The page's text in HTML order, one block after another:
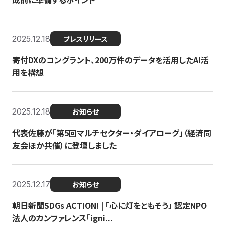
2025.12.18 プレスリリース
寄付DXのコングラント、200万件のデータを活用したAI活
用を構想
2025.12.18 お知らせ
代表佐藤が「第5回マルチセクター・ダイアローグ」（経済同
友会ほか共催）に登壇しました
2025.12.17 お知らせ
朝日新聞SDGs ACTION! | 「心に灯をともそう」 認定NPO
法人のカンファレンス「igni...